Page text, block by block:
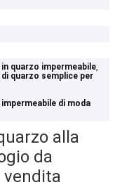
quarzo impermeabile,
quarzo semplice per
di moda
alla
da
vendita